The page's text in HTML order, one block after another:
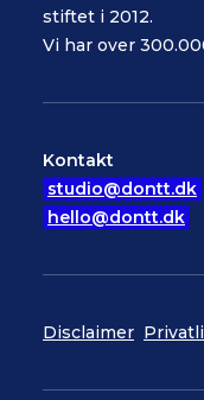
stiftet i 2012.
Vi har over
Kontakt
studio@dontt.dk
hello@dontt.dk
Disclaimer